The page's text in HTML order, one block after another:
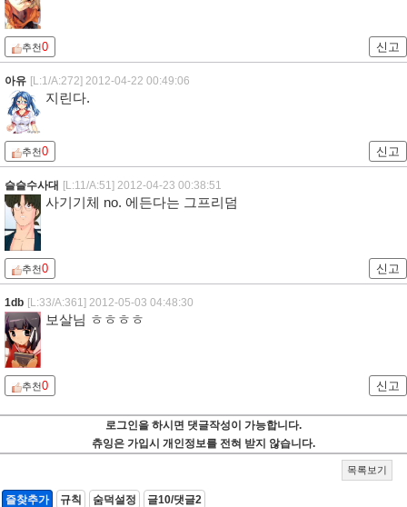
추천0 신고
아유 [L:1/A:272] 2012-04-22 00:49:06
지린다.
추천0 신고
슬슬수사대 [L:11/A:51] 2012-04-23 00:38:51
사기기체 no. 에든다는 그프리덤
추천0 신고
1db [L:33/A:361] 2012-05-03 04:48:30
보살님 ㅎㅎㅎㅎ
추천0 신고
로그인을 하시면 댓글작성이 가능합니다.
츄잉은 가입시 개인정보를 전혀 받지 않습니다.
목록보기
즐찾추가 규칙 숨덕설정 글10/댓글2